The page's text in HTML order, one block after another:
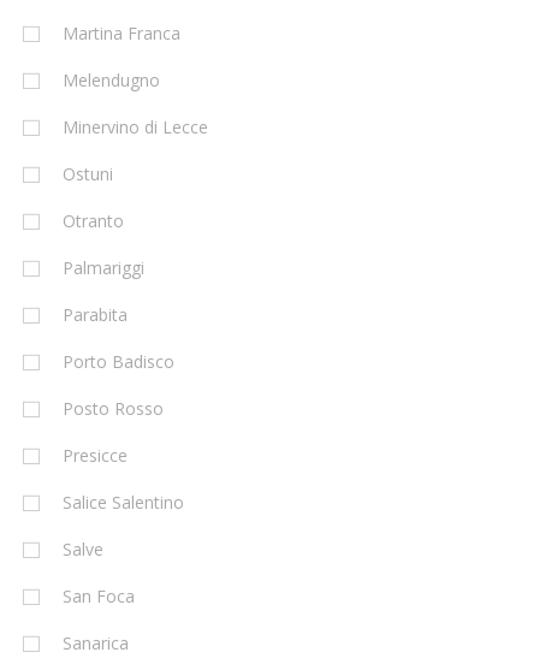
Martina Franca
Melendugno
Minervino di Lecce
Ostuni
Otranto
Palmariggi
Parabita
Porto Badisco
Posto Rosso
Presicce
Salice Salentino
Salve
San Foca
Sanarica